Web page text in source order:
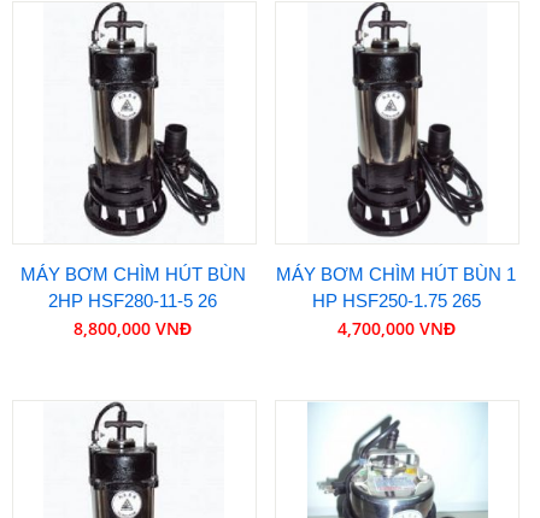
MÁY BƠM CHÌM HÚT BÙN
2HP HSF280-11-5 26
8,800,000 VNĐ
MÁY BƠM CHÌM HÚT BÙN 1
HP HSF250-1.75 265
4,700,000 VNĐ